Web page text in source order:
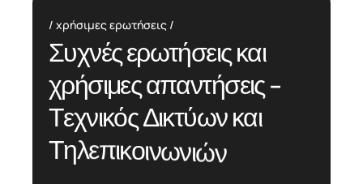
χρήσιμες ερωτήσεις
Συχνέςερωτήσειςκαι
χρήσιμεςαπαντήσεις-
ΤεχνικόςΔικτύωνκαι
Τηλεπικοινωνιών